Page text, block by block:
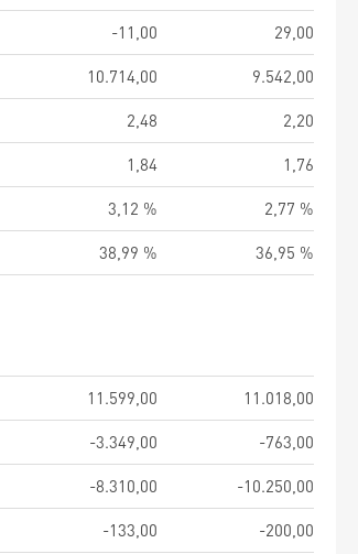
-11,00
29,00
10.714,00
9.542,00
2,48
2,20
1,84
1,76
3,12 %
2,77 %
38,99 % 36,95 %
11.599,00
11.018,00
-3.349,00
-763,00
-8.310,00
-10.250,00
-133,00 -200,00